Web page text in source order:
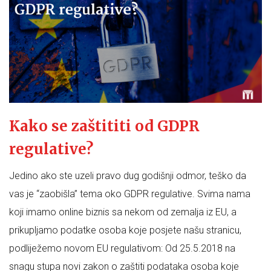
Kako se zaštititi od GDPR
regulative?
Jedino ako ste uzeli pravo dug godišnji odmor, teško da
vas je “zaobišla” tema oko GDPR regulative. Svima nama
koji imamo online biznis sa nekom od zemalja iz EU, a
prikupljamo podatke osoba koje posjete našu stranicu,
podliježemo novom EU regulativom: Od 25.5.2018 na
snagu stupa novi zakon o zaštiti podataka osoba koje